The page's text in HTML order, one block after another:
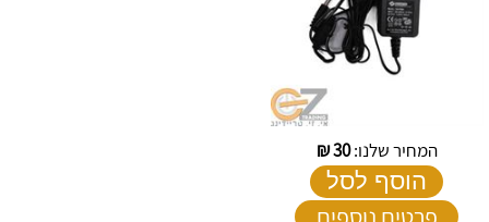
המחיר שלנו:30
₪
הוסף לסל